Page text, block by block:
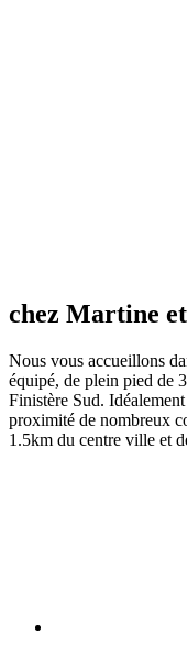
chez Martine
Nous vous accueillons
équipé, de plein pied de
Finistère Sud.
proximité de nombreux
1.5km du centre ville et